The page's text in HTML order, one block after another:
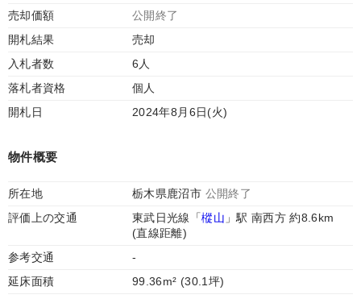
売却価額
公開終了
開札結果
売却
入札者数
6人
落札者資格
個人
開札日
2024年8月6日(火)
物件概要
所在地 栃木県鹿沼市 公開終了
評価上の交通
東武日光線「樅山 」駅 南西方 約8.6km
(直線距離)
参考交通
-
延床面積
99.36m² (30.1坪)